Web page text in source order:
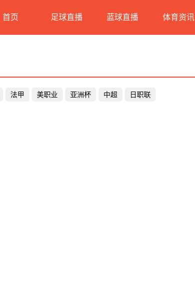
首页 足球直播 蓝球直播 体育资讯
法甲 美职业 亚洲杯 中超 日职联